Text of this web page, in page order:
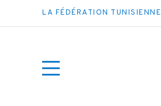
LA FÉDÉRATION TUNISIENNE